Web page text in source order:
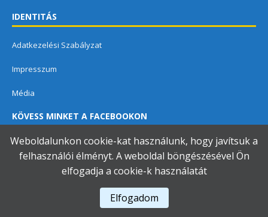
IDENTITÁS
Adatkezelési Szabályzat
Impresszum
Média
KÖVESS MINKET A FACEBOOKON
Dunavarsányi Közös Önkormányzati Hivatal
Weboldalunkon cookie-kat használunk, hogy javítsuk a
felhasználói élményt. A weboldal böngészésével Ön
elfogadja a cookie-k használatát
Elfogadom